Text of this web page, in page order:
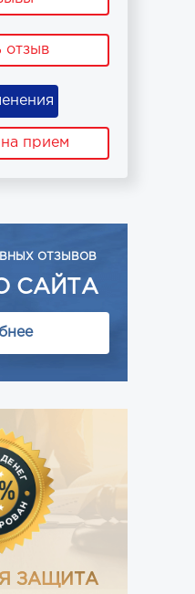
отзыв
на прием
ОТЗЫВОВ
САЙТА
ЗАЩИТА